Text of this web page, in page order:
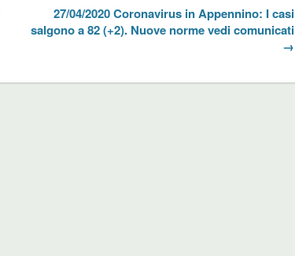
27/04/2020 Coronavirus in Appennino: I casi
salgono a 82 (+2). Nuove norme vedi comunicati
→